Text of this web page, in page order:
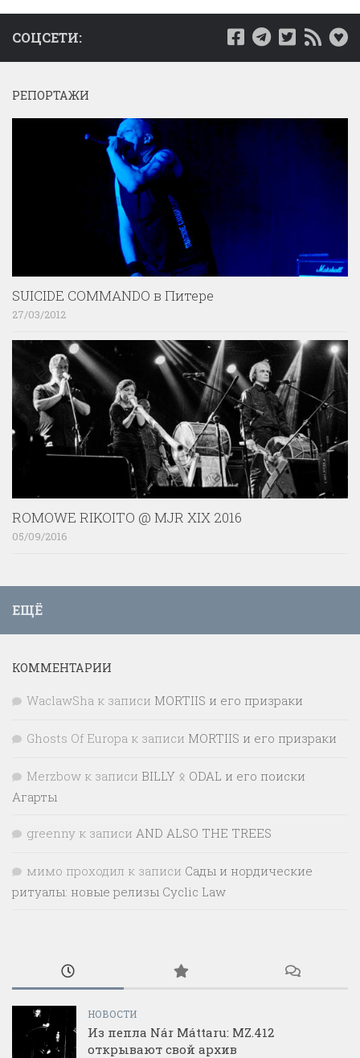
СОЦСЕТИ:
РЕПОРТАЖИ
SUICIDE COMMANDO в Питере
27/03/2012
ROMOWE RIKOITO @ MJR XIX 2016
05/09/2016
ЕЩЁ
КОММЕНТАРИИ
WaclawSha к записи MORTIIS и его призраки
Ghosts Of Europa к записи MORTIIS и его призраки
Merzbow к записи BILLY ᛟ ODAL и его поиски
Агарты
greenny к записи AND ALSO THE TREES
мимо проходил к записи Сады и нордические
ритуалы: новые релизы Cyclic Law
НОВОСТИ
Из пепла Nár Máttaru: MZ.412
открывают свой архив